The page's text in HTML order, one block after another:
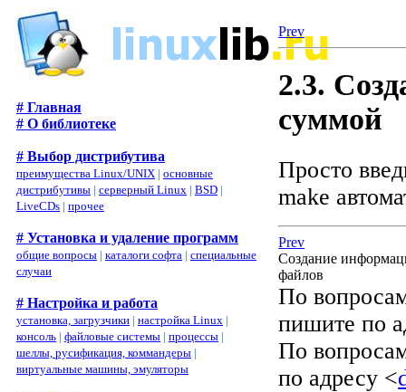
# Главная
# О библиотеке
# Выбор дистрибутива
преимущества Linux/UNIX | основные
дистрибутивы | серверный Linux | BSD |
LiveCDs | прочее
# Установка и удаление программ
общие вопросы | каталоги софта | специальные
случаи
# Настройка и работа
установка, загрузчики | настройка Linux |
консоль | файловые системы | процессы |
шеллы, русификация, коммандеры |
виртуальные машины, эмуляторы
Prev
2.3.
суммой
Просто
make
Prev
Создание
файлов
По
пишите по
По
по адресу <